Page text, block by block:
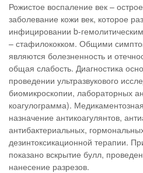
Рожистое воспаление век –
заболевание кожи век, которое
инфицировании b-
– стафилококком. Общими
являются болезненность и
общая слабость. Диагностика
проведении ультразвукового
биомикроскопии, лабораторных
коагулограмма).
назначение антикоагулянтов,
антибактериальных,
дезинтоксикационной терапии.
показано вскрытие булл,
нанесение разрезов.